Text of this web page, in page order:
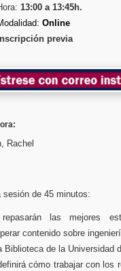
13:00 a 13:45h.
Online
previa
Rachel
sesión de 45 minutos:
las mejores
contenido sobre
Biblioteca de la Universidad
cómo trabajar con los